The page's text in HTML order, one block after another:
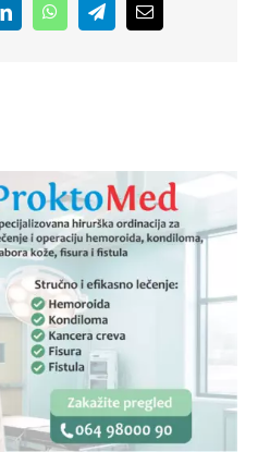
LinkedInWhatsAppTelegramEmail